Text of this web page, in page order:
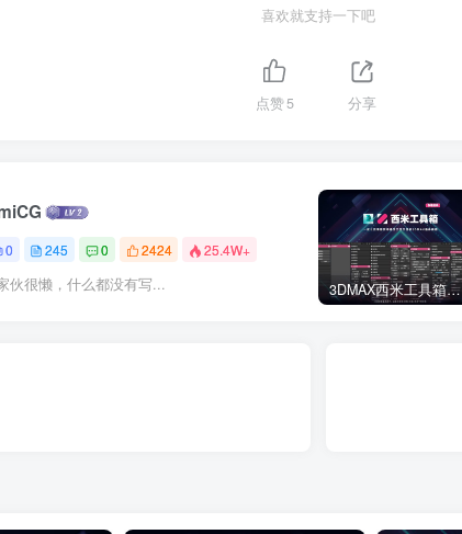
喜欢就支持一下吧
点赞5 分享
0 245 0 2424 25.4W+
伙很懒，什么都没有写... 3DMAX西米工具箱下载